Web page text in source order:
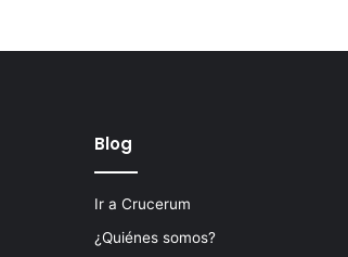
Blog
Ir a Crucerum
¿Quiénes somos?